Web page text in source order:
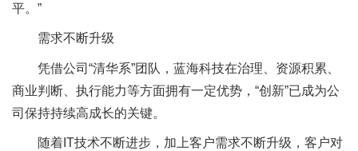
平。”
需求不断升级
凭借公司“清华系”团队，蓝海科技在治理、资源积累、
商业判断、执行能力等方面拥有一定优势，“创新”已成为公
司保持持续高成长的关键。
随着IT技术不断进步，加上客户需求不断升级，客户对